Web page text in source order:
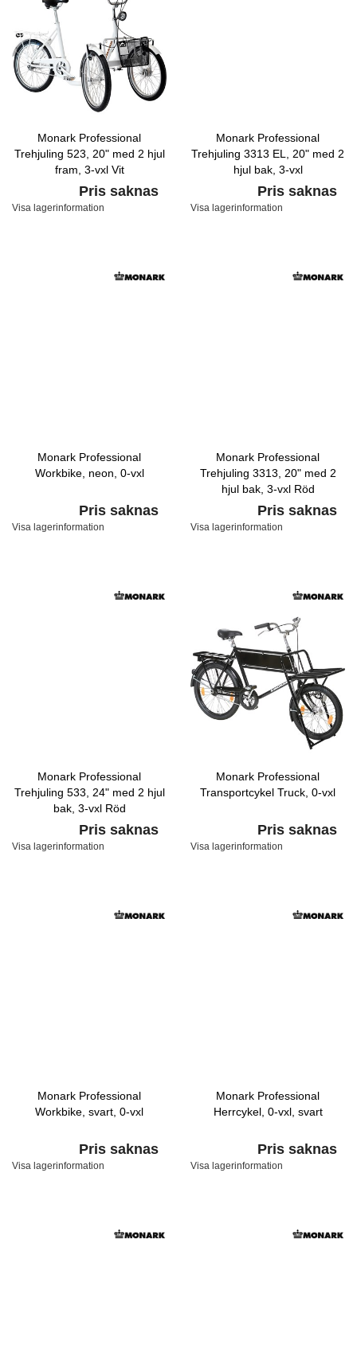
Monark Professional
Trehjuling 523, 20" med 2 hjul
fram, 3-vxl Vit
Pris saknas
Visa lagerinformation
Monark Professional
Trehjuling 3313 EL, 20" med 2
hjul bak, 3-vxl
Pris saknas
Visa lagerinformation
Monark Professional
Workbike, neon, 0-vxl
Pris saknas
Visa lagerinformation
Monark Professional
Trehjuling 3313, 20" med 2
hjul bak, 3-vxl Röd
Pris saknas
Visa lagerinformation
Monark Professional
Trehjuling 533, 24" med 2 hjul
bak, 3-vxl Röd
Pris saknas
Visa lagerinformation
Monark Professional
Transportcykel Truck, 0-vxl
Pris saknas
Visa lagerinformation
Monark Professional
Workbike, svart, 0-vxl
Pris saknas
Visa lagerinformation
Monark Professional
Herrcykel, 0-vxl, svart
Pris saknas
Visa lagerinformation